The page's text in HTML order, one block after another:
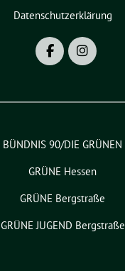
Datenschutzerklärung
BÜNDNIS 90/DIE GRÜNEN
GRÜNE Hessen
GRÜNE Bergstraße
GRÜNE JUGEND Bergstraße